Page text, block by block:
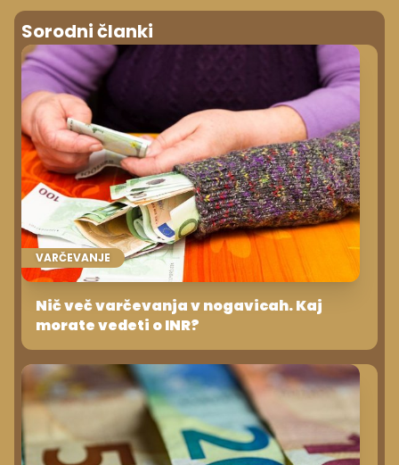
Sorodni članki
VARČEVANJE
Nič več varčevanja v nogavicah. Kaj
morate vedeti o INR?